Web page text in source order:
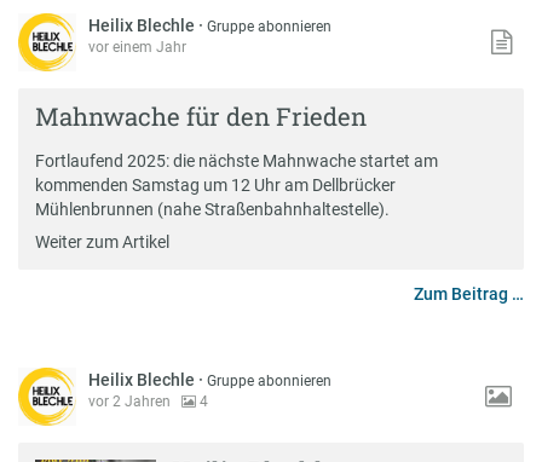
Heilix Blechle ·Gruppe abonnieren
vor einem Jahr
Mahnwache für den Frieden
Fortlaufend 2025: die nächste Mahnwache startet am
kommenden Samstag um 12 Uhr am Dellbrücker
Mühlenbrunnen (nahe Straßenbahnhaltestelle).
Weiter zum Artikel
Zum Beitrag …
Heilix Blechle ·Gruppe abonnieren
vor 2 Jahren
4